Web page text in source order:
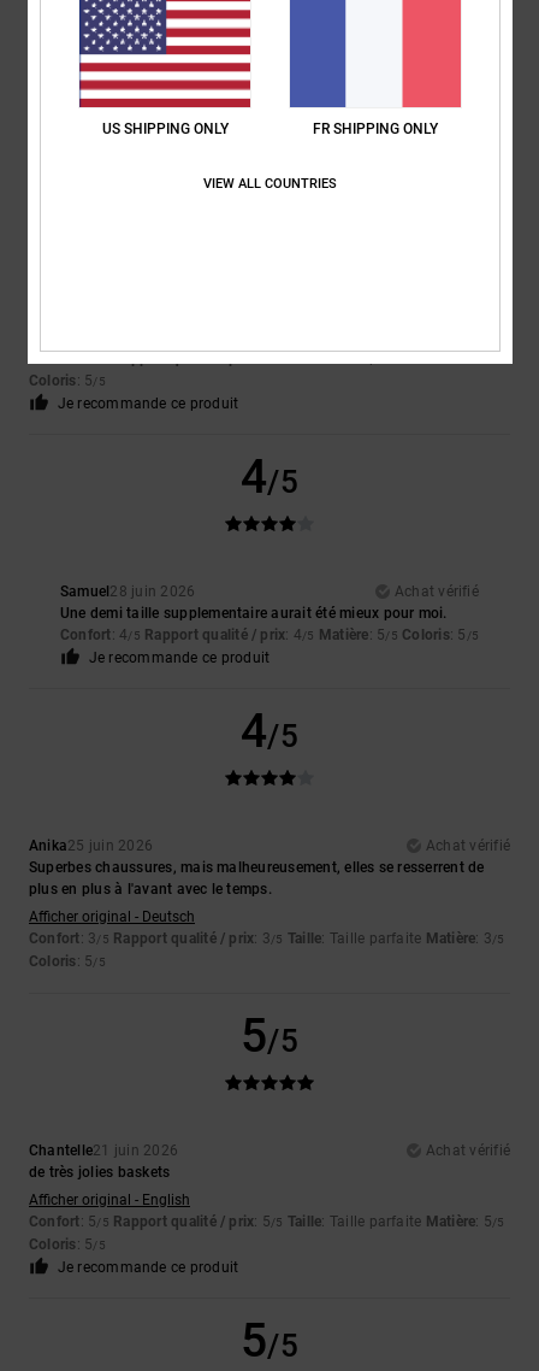
Le plastique situé à l'extérieur de la chaussure s'enfonce et provoque
une gêne lors de la marche
Afficher original - English
Confort: 2/5 Rapport qualité / prix
: 5/5
5/5
Coloris: 5/5
Je recommande ce produit
4/5
Samuel 28 juin 2026
Achat vérifié
Une demi taille supplementaire aurait été mieux pour moi.
Confort: 4/5 Rapport qualité / prix: 4/5 Matière: 5/5 Coloris: 5 /5
Je recommande ce produit
4/5
Anika25 juin 2026
Achat vérifié
Superbes chaussures, mais malheureusement, elles se resserrent de
plus en plus à l'avant avec le temps.
Afficher original - Deutsch
Confort: 3/5 Rapport qualité / prix: 3/5 Taille: Taille parfaite Matière: 3/5
Coloris: 5/5
5/5
Chantelle21 juin 2026
Achat vérifié
de très jolies baskets
Afficher original - English
Confort: 5/5 Rapport qualité / prix: 5/5 Taille: Taille parfaite Matière: 5/5
Coloris: 5/5
Je recommande ce produit
5/5
US SHIPPING ONLY FR SHIPPING ONLY
VIEW ALL COUNTRIES